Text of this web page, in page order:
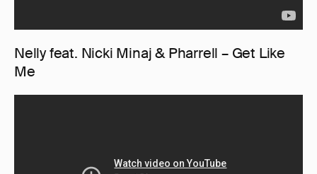
Nelly feat. Nicki Minaj & Pharrell – Get Like
Me